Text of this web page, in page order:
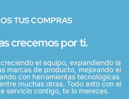
TUS COMPRAS
crecemos por ti.
el equipo, expandiendo la
marcas de producto, mejorando el
con herramientas tecnológicas
muchas otras. Todo esto con el
servicio contigo, te lo mereces.